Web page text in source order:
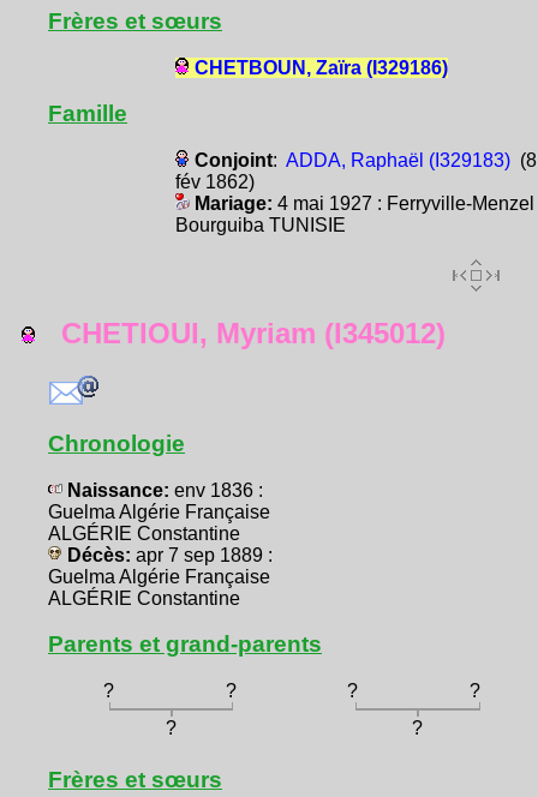
Frères et sœurs
CHETBOUN, Zaïra (I329186)
Famille
Conjoint: ADDA, Raphaël (I329183)(8
fév 1862)
Mariage: 4 mai 1927 : Ferryville-Menzel
Bourguiba TUNISIE
CHETIOUI, Myriam (I345012)
Chronologie
Naissance: env 1836 :
Guelma Algérie Française
ALGÉRIE Constantine
Décès: apr 7 sep 1889 :
Guelma Algérie Française
ALGÉRIE Constantine
Parents et grand-parents
? ? ?
?
?
?
Frères et sœurs